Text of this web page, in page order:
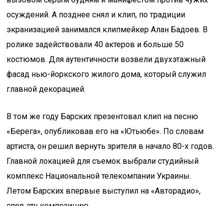
осуждений. А позднее снял и клип, по традиции
экранизацией занимался клипмейкер Алан Бадоев. В
ролике задействовали 40 актеров и больше 50
костюмов. Для аутентичности возвели двухэтажный
фасад нью-йоркского жилого дома, который служил
главной декорацией.
В том же году Барских презентовал клип на песню
«Берега», опубликовав его на «Ютьюбе». По словам
артиста, он решил вернуть зрителя в начало 80-х годов.
Главной локацией для съемок выбрали студийный
комплекс Национальной телекомпании Украины.
Летом Барских впервые выступил на «Авторадио»,